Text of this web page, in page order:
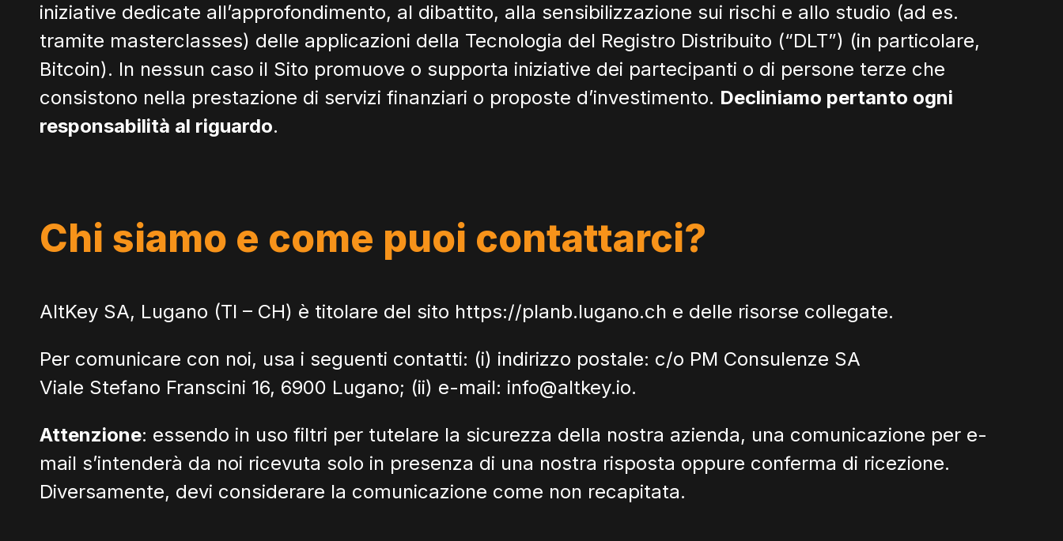
iniziative dedicate all’approfondimento, al dibattito, alla sensibilizzazione sui rischi e allo studio (ad es.
tramite masterclasses) delle applicazioni della Tecnologia del Registro Distribuito (“DLT”) (in particolare,
Bitcoin). In nessun caso il Sito promuove o supporta iniziative dei partecipanti o di persone terze che
consistono nella prestazione di servizi finanziari o proposte d’investimento. Decliniamo pertanto ogni
responsabilità al riguardo.
Chi siamo e come puoi contattarci?
AltKey SA, Lugano (TI – CH) è titolare del sito https://planb.lugano.ch e delle risorse collegate.
Per comunicare con noi, usa i seguenti contatti: (i) indirizzo postale: c/o PM Consulenze SA
Viale Stefano Franscini 16, 6900 Lugano; (ii) e-mail: info@altkey.io.
Attenzione: essendo in uso filtri per tutelare la sicurezza della nostra azienda, una comunicazione per e-
mail s’intenderà da noi ricevuta solo in presenza di una nostra risposta oppure conferma di ricezione.
Diversamente, devi considerare la comunicazione come non recapitata.